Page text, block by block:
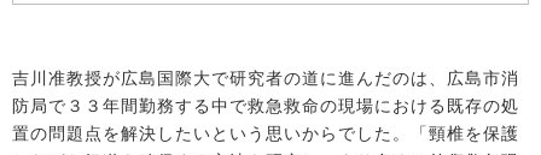
吉川准教授が広島国際大で研究者の道に進んだのは、広島市消
防局で３３年間勤務する中で救急救命の現場における既存の処
置の問題点を解決したいという思いからでした。「頸椎を保護